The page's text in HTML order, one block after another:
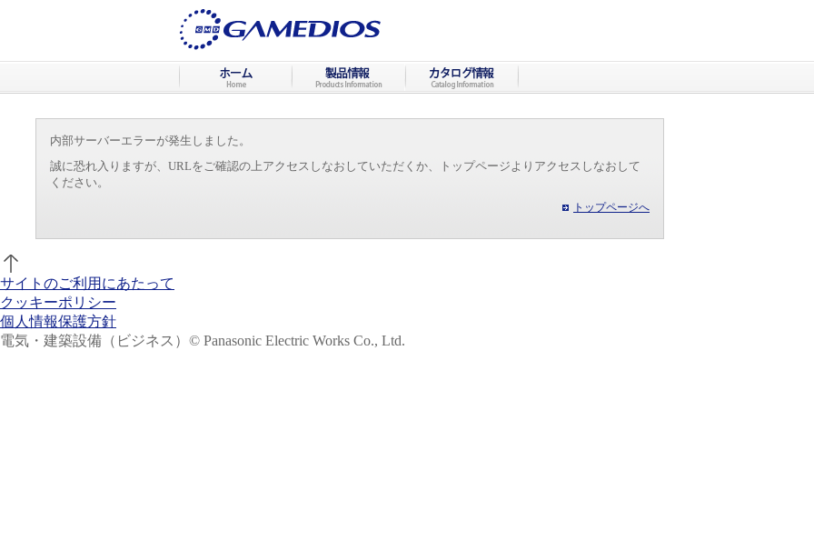
内部サーバーエラーが発生しました。
誠に恐れ入りますが、URLをご確認の上アクセスしなおしていただくか、トップページよりアクセスしなおして
ください。
トップページへ
サイトのご利用にあたって
クッキーポリシー
個人情報保護方針
電気・建築設備（ビジネス） © Panasonic Electric Works Co., Ltd.